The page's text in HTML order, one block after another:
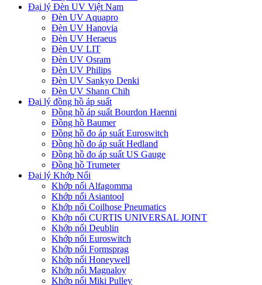
Đại lý Đèn UV Việt Nam
Đèn UV Aquapro
Đèn UV Hanovia
Đèn UV Heraeus
Đèn UV LIT
Đèn UV Osram
Đèn UV Philips
Đèn UV Sankyo Denki
Đèn UV Shann Chih
Đại lý đồng hồ áp suất
Đồng hồ áp suất Bourdon Haenni
Đồng hồ Baumer
Đồng hồ đo áp suất Euroswitch
Đồng hồ đo áp suất Hedland
Đồng hồ đo áp suất US Gauge
Đồng hồ Trumeter
Đại lý Khớp Nối
Khớp nối Alfagomma
Khớp nối Asiantool
Khớp nối Coilhose Pneumatics
Khớp nối CURTIS UNIVERSAL JOINT
Khớp nối Deublin
Khớp nối Euroswitch
Khớp nối Formsprag
Khớp nối Honeywell
Khớp nối Magnaloy
Khớp nối Miki Pulley